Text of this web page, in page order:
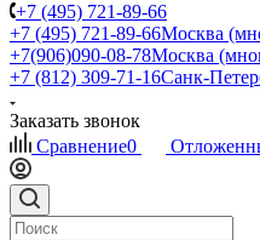
+7 (495) 721-89-66
+7 (495) 721-89-66Москва
+7(906)090-08-78Москва
+7 (812) 309-71-16Санк-
Заказать звонок
Сравнение0